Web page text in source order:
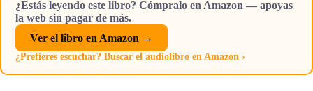
¿Estás leyendo este libro? Cómpralo en Amazon — apoyas
la web sin pagar de más.
Ver el libro en Amazon →
¿Prefieres escuchar? Buscar el audiolibro en Amazon ›